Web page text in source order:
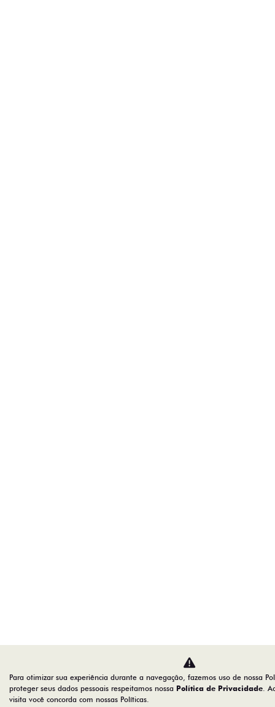
Para otimizar sua experiência durante a navegação, fazemos uso de nossa
proteger seus dados pessoais respeitamos nossa Política de Privacidade.
visita você concorda com nossas Políticas.